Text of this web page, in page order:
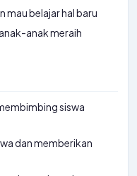
mau belajar hal baru
anak meraih
siswa
dan memberikan